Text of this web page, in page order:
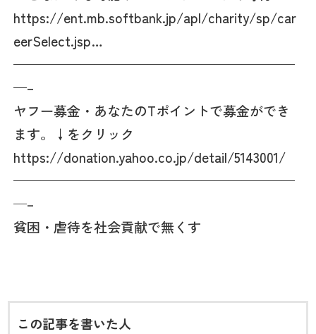
https://ent.mb.softbank.jp/apl/charity/sp/car
eerSelect.jsp…
—————————————————————
—–
ヤフー募金・あなたのTポイントで募金ができ
ます。↓をクリック
https://donation.yahoo.co.jp/detail/5143001/
—————————————————————
—–
貧困・虐待を社会貢献で無くす
この記事を書いた人